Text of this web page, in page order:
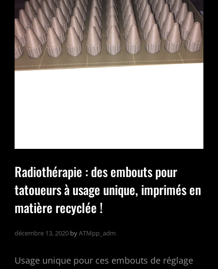
imprimé
en
3D
Arts
Radiothérapie : des embouts pour
tatoueurs à usage unique, imprimés en
matière recyclée !
décembre 13, 2020 byATMpp_adm
Usage unique pour ces embouts de réglage